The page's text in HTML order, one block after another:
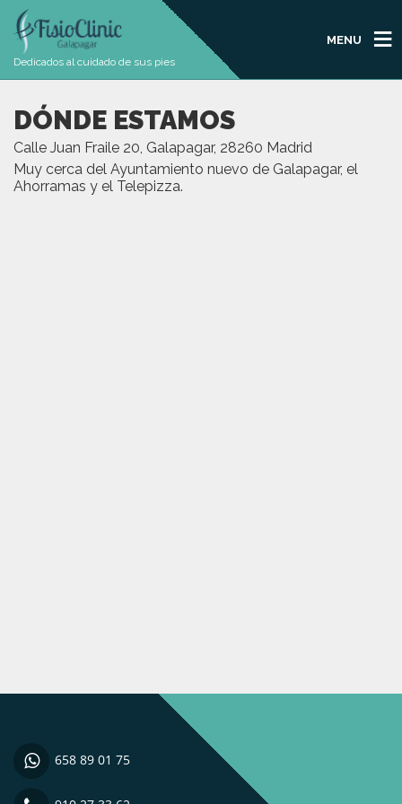
Dedicados al cuidado de sus pies
MENU
DÓNDE ESTAMOS
Calle Juan Fraile 20, Galapagar, 28260 Madrid
Muy cerca del Ayuntamiento nuevo de Galapagar, el
Ahorramas y el Telepizza.
658 89 01 75